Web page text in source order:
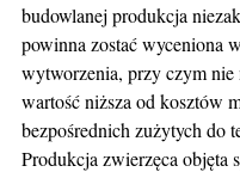
budowlanej produkcja
powinna zostać wyceniona
wytworzenia, przy czym nie
wartość niższa od kosztów
bezpośrednich zużytych do
Produkcja zwierzęca objęta